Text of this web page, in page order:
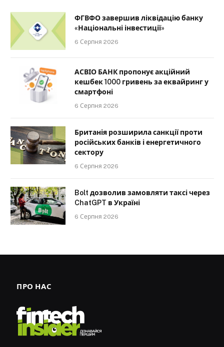
ФГВФО завершив ліквідацію банку
«Національні інвестиції»
6 Серпня 2026
АСВІО БАНК пропонує акційний
кешбек 1000 гривень за еквайринг у
смартфоні
6 Серпня 2026
Британія розширила санкції проти
російських банків і енергетичного
сектору
6 Серпня 2026
Bolt дозволив замовляти таксі через
ChatGPT в Україні
6 Серпня 2026
ПРО НАС